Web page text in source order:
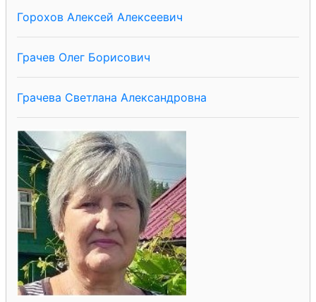
Горохов Алексей Алексеевич
Грачев Олег Борисович
Грачева Светлана Александровна